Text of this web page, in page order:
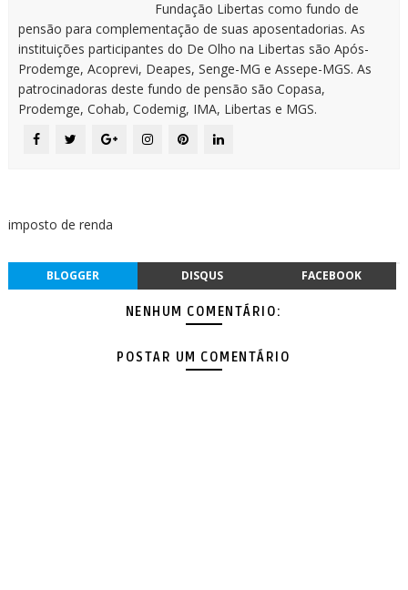
Fundação Libertas como fundo de
pensão para complementação de suas aposentadorias. As
instituições participantes do De Olho na Libertas são Após-
Prodemge, Acoprevi, Deapes, Senge-MG e Assepe-MGS. As
patrocinadoras deste fundo de pensão são Copasa,
Prodemge, Cohab, Codemig, IMA, Libertas e MGS.
imposto de renda
BLOGGER DISQUS FACEBOOK
NENHUM COMENTÁRIO:
POSTAR UM COMENTÁRIO